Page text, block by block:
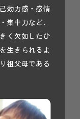
効力感・感情
集中力など、
く欠如したひ
生きられるよ
祖父母である